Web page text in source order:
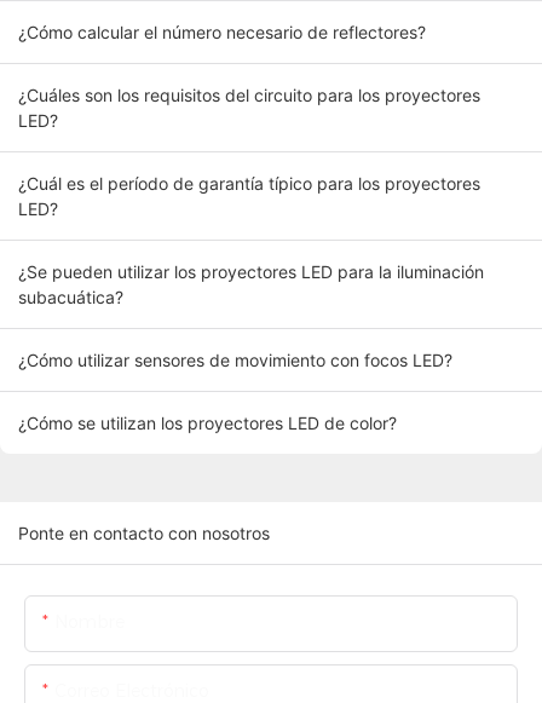
¿Cómo calcular el número necesario de reflectores?
¿Cuáles son los requisitos del circuito para los proyectores
LED?
¿Cuál es el período de garantía típico para los proyectores
LED?
¿Se pueden utilizar los proyectores LED para la iluminación
subacuática?
¿Cómo utilizar sensores de movimiento con focos LED?
¿Cómo se utilizan los proyectores LED de color?
Ponte en contacto con nosotros